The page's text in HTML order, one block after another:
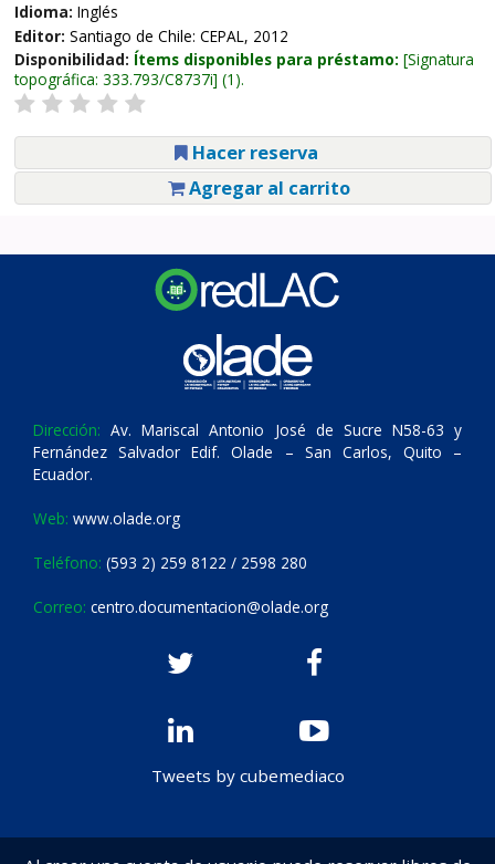
Idioma: Inglés
Editor: Santiago de Chile: CEPAL, 2012
Disponibilidad: Ítems disponibles para préstamo: Signatura
topográfica: 333.793/C8737i (1).
Hacer reserva
Agregar al carrito
Dirección: Av. Mariscal Antonio José de Sucre N58-63 y
Fernández Salvador Edif. Olade – San Carlos, Quito –
Ecuador.
Web: www.olade.org
Teléfono: (593 2) 259 8122 / 2598 280
Correo: centro.documentacion@olade.org
Tweets by cubemediaco